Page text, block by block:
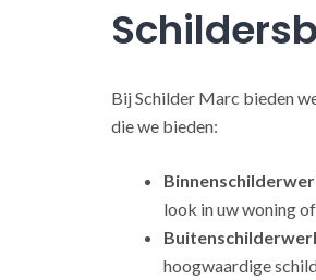
Bij Schilder Marc bieden
die we bieden:
look in uw woning
hoogwaardige